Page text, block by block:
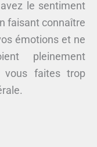
le sentiment
faisant connaître
émotions et ne
pleinement
vous faites trop